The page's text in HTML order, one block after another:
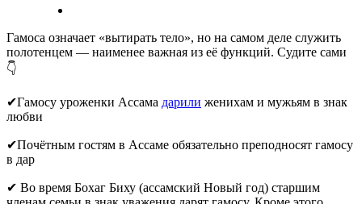
Гамоса означает «вытирать тело», но на самом деле служить
полотенцем — наименее важная из её функций. Судите сами
👇
✔Гамосу уроженки Ассама дарили женихам и мужьям в знак
любви
✔Почётным гостям в Ассаме обязательно преподносят гамосу
в дар
✔ Во время Бохаг Биху (ассамский Новый год) старшим